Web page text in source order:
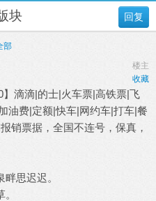
回复
块
部
楼主
收藏
】滴滴|的士|火车票|高铁票|飞
油费|定额|快车|网约车|打车|餐
销票据，全国不连号，保真，
思迟迟。